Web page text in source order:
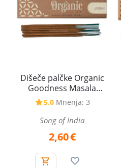
Dišeče palčke Organic
Goodness Masala
Jasmine - Jasmin, 15 g
5.0 Mnenja: 3
Song of India
2,60€